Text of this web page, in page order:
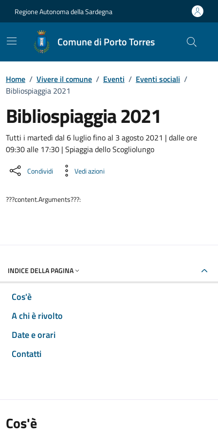
Regione Autonoma della Sardegna
Comune di Porto Torres
Home / Vivere il comune / Eventi / Eventi sociali /
Bibliospiaggia 2021
Bibliospiaggia 2021
Dettaglio dell'evento
Tutti i martedì dal 6 luglio fino al 3 agosto 2021 | dalle ore
09:30 alle 17:30 | Spiaggia dello Scogliolungo
Condividi Vedi azioni
???content.Arguments???:
INDICE DELLA PAGINA
Cos'è
A chi è rivolto
Date e orari
Contatti
Cos'è